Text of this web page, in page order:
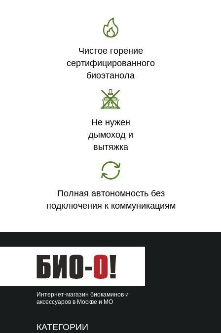
Чистое горение
сертифицированного
биоэтанола
Не нужен
дымоход и
вытяжка
Полная автономность без
подключения к коммуникациям
КАТЕГОРИИ
Интернет-магазин биокаминов и
аксессуаров в Москве и МО